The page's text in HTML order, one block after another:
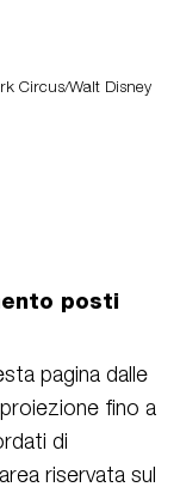
Circus/Walt Disney
posti
pagina dalle
fino a
di
riservata sul